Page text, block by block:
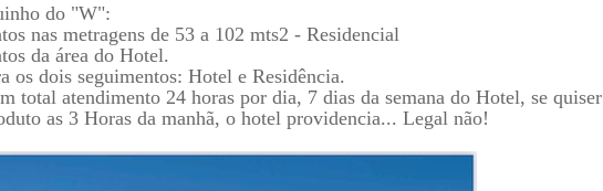
do "W":
nas metragens de 53 a 102 mts2 - Residencial
da área do Hotel.
os dois seguimentos: Hotel e Residência.
total atendimento 24 horas por dia, 7 dias da semana do Hotel, se quiser
as 3 Horas da manhã, o hotel providencia... Legal não!